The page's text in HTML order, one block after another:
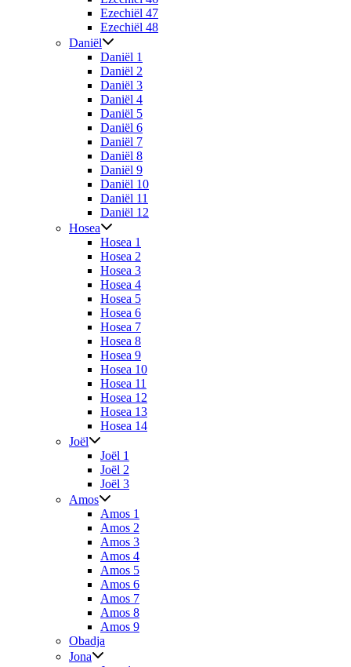
Ezechiël 47
Ezechiël 48
Daniël
Daniël 1
Daniël 2
Daniël 3
Daniël 4
Daniël 5
Daniël 6
Daniël 7
Daniël 8
Daniël 9
Daniël 10
Daniël 11
Daniël 12
Hosea
Hosea 1
Hosea 2
Hosea 3
Hosea 4
Hosea 5
Hosea 6
Hosea 7
Hosea 8
Hosea 9
Hosea 10
Hosea 11
Hosea 12
Hosea 13
Hosea 14
Joël
Joël 1
Joël 2
Joël 3
Amos
Amos 1
Amos 2
Amos 3
Amos 4
Amos 5
Amos 6
Amos 7
Amos 8
Amos 9
Obadja
Jona